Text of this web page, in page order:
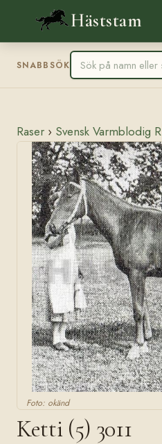
Häststam
SNABBSÖK
Raser › Svensk Varmblodig
Foto: okänd
Ketti (5) 3011